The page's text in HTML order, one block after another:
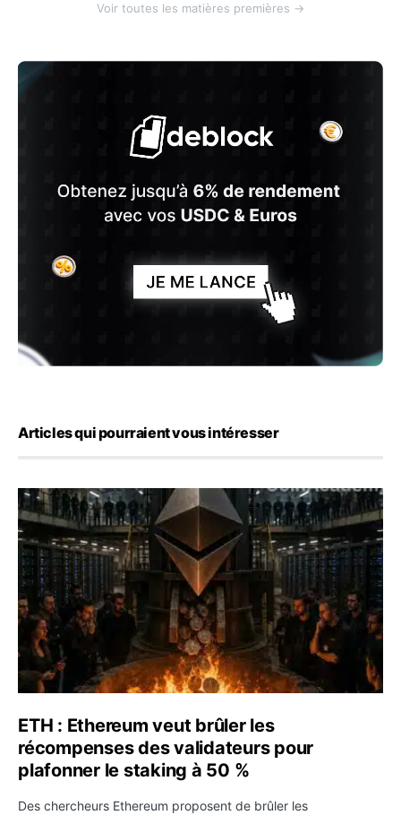
Voir toutes les matières premières →
Articles qui pourraient vous intéresser
ETH : Ethereum veut brûler les récompenses des
ETH : Ethereum veut brûler les
récompenses des validateurs pour
plafonner le staking à 50 %
Des chercheurs Ethereum proposent de brûler les